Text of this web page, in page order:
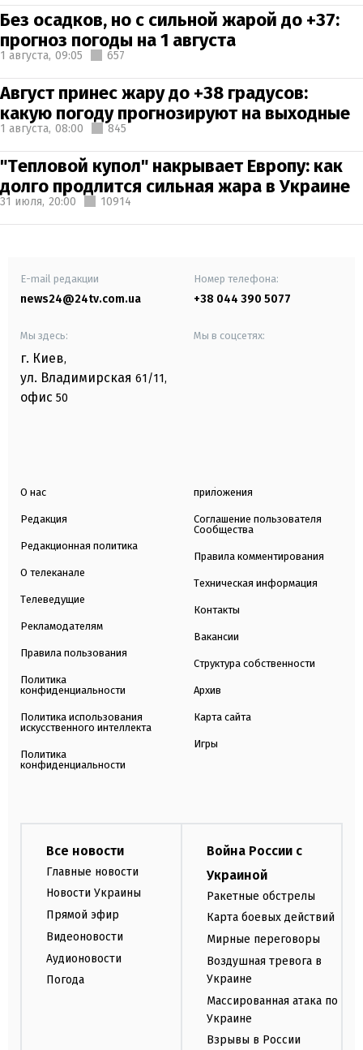
Без осадков, но с сильной жарой до +37:
прогноз погоды на 1 августа
1 августа, 09:05 657
Август принес жару до +38 градусов:
какую погоду прогнозируют на выходные
1 августа, 08:00 845
"Тепловой купол" накрывает Европу: как
долго продлится сильная жара в Украине
31 июля, 20:00 10914
E-mail редакции
news24@24tv.com.ua
Номер телефона:
+38 044 390 5077
Мы здесь:
г. Киев,
ул. Владимирская 61/11,
офис 50
Мы в соцсетях:
О нас
Редакция
Редакционная политика
О телеканале
Телеведущие
Рекламодателям
Правила пользования
Политика
конфиденциальности
Политика использования
искусственного интеллекта
Политика
конфиденциальности
приложения
Соглашение пользователя
Сообщества
Правила комментирования
Техническая информация
Контакты
Вакансии
Структура собственности
Архив
Карта сайта
Игры
Все новости
Главные новости
Новости Украины
Прямой эфир
Видеоновости
Аудионовости
Погода
Война России с
Украиной
Ракетные обстрелы
Карта боевых действий
Мирные переговоры
Воздушная тревога в
Украине
Массированная атака по
Украине
Взрывы в России